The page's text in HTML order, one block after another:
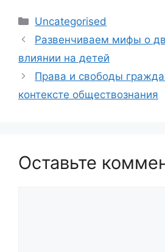
Рубрики
Uncategorised
Развенчиваем мифы о
влиянии на детей
Права и свободы
контексте обществознания
Оставьте